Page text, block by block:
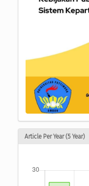
Article Per Year (5 Year)